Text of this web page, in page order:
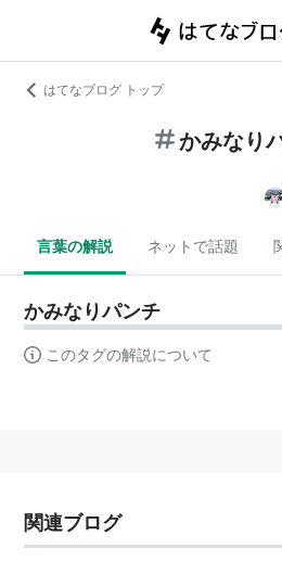
はてなブログ トップ
かみなり
言葉の解説 ネットで話題
かみなりパンチ
このタグの解説について
関連ブログ